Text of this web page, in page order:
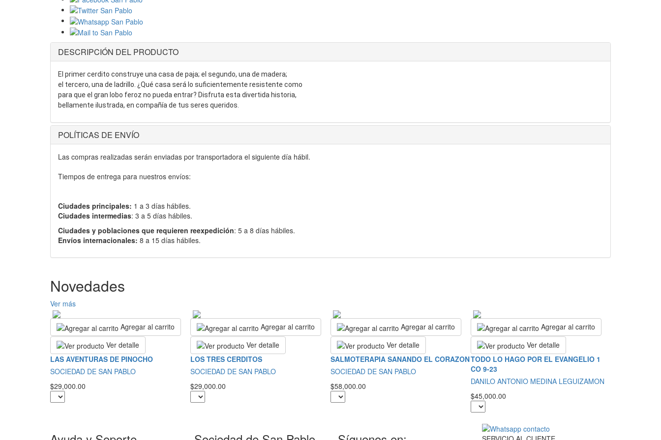
DESCRIPCIÓN DEL PRODUCTO
El primer cerdito construye una casa de paja; el segundo, una de madera;
el tercero, una de ladrillo. ¿Qué casa será lo suficientemente resistente como
para que el gran lobo feroz no pueda entrar? Disfruta esta divertida historia,
bellamente ilustrada, en compañía de tus seres queridos.
POLÍTICAS DE ENVÍO
Las compras realizadas serán enviadas por transportadora el siguiente día hábil.
Tiempos de entrega para nuestros envíos:
Ciudades principales: 1 a 3 días hábiles.
Ciudades intermedias: 3 a 5 días hábiles.
Ciudades y poblaciones que requieren reexpedición: 5 a 8 días hábiles.
Envíos internacionales: 8 a 15 días hábiles.
Novedades
Ver más
Agregar al carrito
Ver detalle
LAS AVENTURAS DE PINOCHO
SOCIEDAD DE SAN PABLO
$29,000.00
Agregar al carrito
Ver detalle
LOS TRES CERDITOS
SOCIEDAD DE SAN PABLO
$29,000.00
Agregar al carrito
Ver detalle
SALMOTERAPIA SANANDO EL CORAZON
SOCIEDAD DE SAN PABLO
$58,000.00
Agregar al carrito
Ver detalle
TODO LO HAGO POR EL EVANGELIO 1
CO 9-23
DANILO ANTONIO MEDINA LEGUIZAMON
$45,000.00